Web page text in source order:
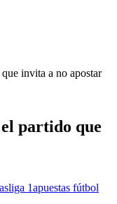
invita a no apostar
partido que
liga 1apuestas fútbol